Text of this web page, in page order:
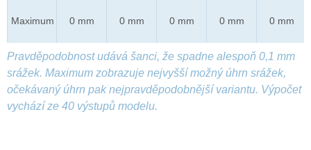
Maximum 0 mm 0 mm 0 mm 0 mm 0 mm
Pravděpodobnost udává šanci, že spadne alespoň 0,1 mm
srážek. Maximum zobrazuje nejvyšší možný úhrn srážek,
očekávaný úhrn pak nejpravděpodobnější variantu. Výpočet
vychází ze 40 výstupů modelu.